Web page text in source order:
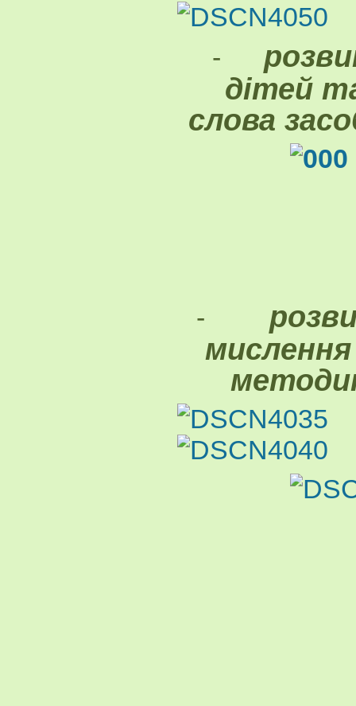
-
дітей
слова
-